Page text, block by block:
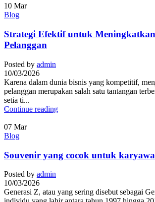
10 Mar
Blog
Strategi Efektif untuk
Pelanggan
Posted by admin
10/03/2026
Karena dalam dunia bisnis yang kompetitif,
pelanggan merupakan salah satu tantangan
setia ti...
Continue reading
07 Mar
Blog
Souvenir yang cocok untuk
Posted by admin
10/03/2026
Generasi Z, atau yang sering disebut sebagai